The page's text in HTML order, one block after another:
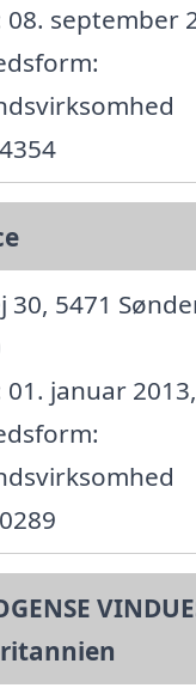
september
30, 5471
januar 2013,